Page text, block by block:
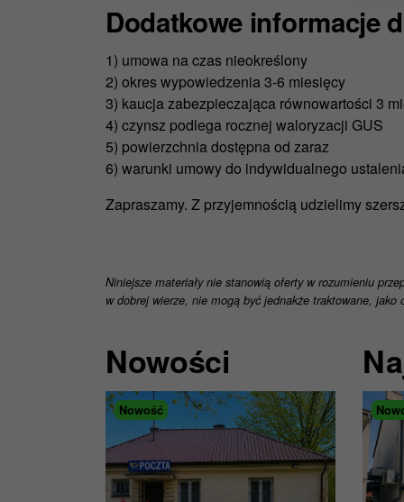
Dodatkowe informacje
1) umowa na czas nieokreślony
2) okres wypowiedzenia 3-6 miesięcy
3) kaucja zabezpieczająca równowartości 3
4) czynsz podlega rocznej waloryzacji GUS
5) powierzchnia dostępna od zaraz
6) warunki umowy do indywidualnego
Zapraszamy. Z przyjemnością udzielimy
Niniejsze materiały nie stanowią oferty w rozumieniu
w dobrej wierze, nie mogą być jednakże traktowane,
Nowości
Nowość
Zgodę
Nie